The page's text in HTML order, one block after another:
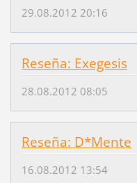
29.08.2012 20:16
Reseña: Exegesis
28.08.2012 08:05
Reseña: D*Mente
16.08.2012 13:54